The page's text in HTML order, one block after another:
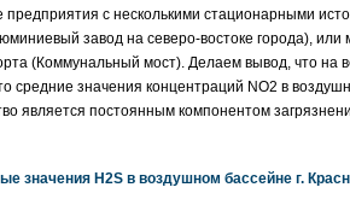
с несколькими стационарными
завод на северо-востоке города), или
(Коммунальный мост). Делаем вывод, что на
средние значения концентраций NO2 в
является постоянным компонентом
значения H2S в воздушном бассейне г.